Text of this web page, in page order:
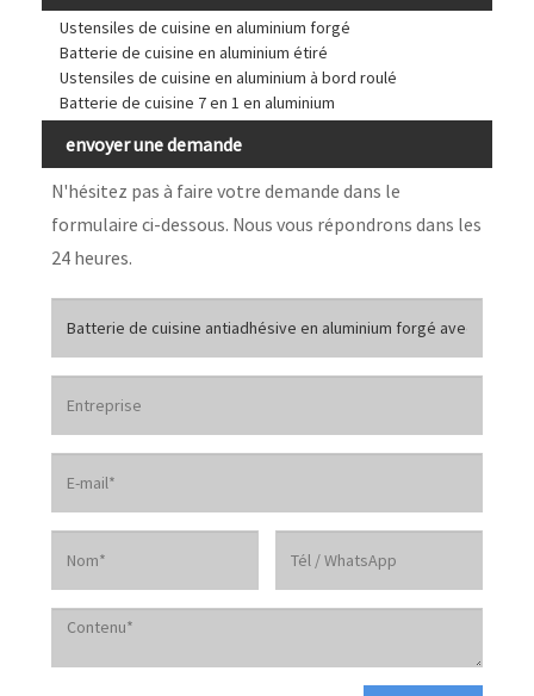
Ustensiles de cuisine en aluminium forgé
Batterie de cuisine en aluminium étiré
Ustensiles de cuisine en aluminium à bord roulé
Batterie de cuisine 7 en 1 en aluminium
envoyer une demande
N'hésitez pas à faire votre demande dans le
formulaire ci-dessous. Nous vous répondrons dans les
24 heures.